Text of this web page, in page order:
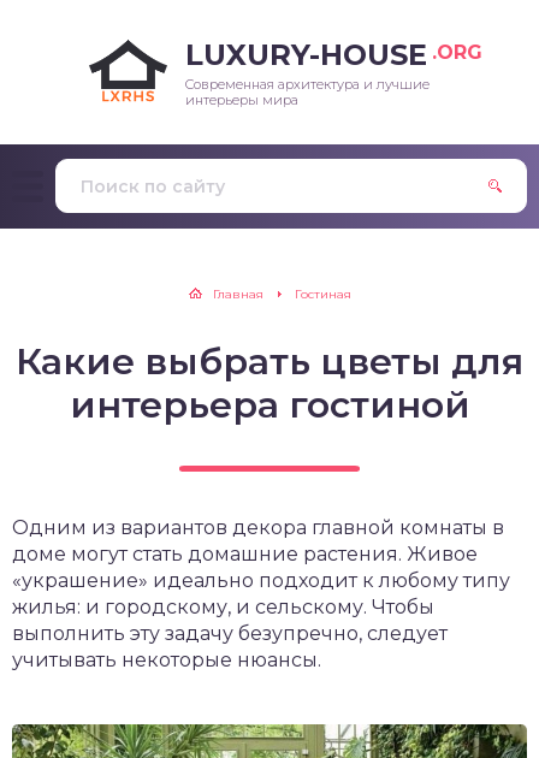
LUXURY-HOUSE .ORG
Современная архитектура и лучшие
интерьеры мира
Главная Гостиная
Какие выбрать цветы для
интерьера гостиной
Одним из вариантов декора главной комнаты в
доме могут стать домашние растения. Живое
«украшение» идеально подходит к любому типу
жилья: и городскому, и сельскому. Чтобы
выполнить эту задачу безупречно, следует
учитывать некоторые нюансы.